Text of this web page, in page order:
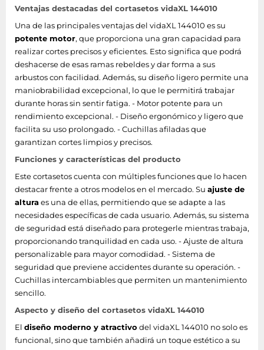
Ventajas destacadas del cortasetos vidaXL 144010
Una de las principales ventajas del vidaXL 144010 es su
potente motor, que proporciona una gran capacidad para
realizar cortes precisos y eficientes. Esto significa que podrá
deshacerse de esas ramas rebeldes y dar forma a sus
arbustos con facilidad. Además, su diseño ligero permite una
maniobrabilidad excepcional, lo que le permitirá trabajar
durante horas sin sentir fatiga. - Motor potente para un
rendimiento excepcional. - Diseño ergonómico y ligero que
facilita su uso prolongado. - Cuchillas afiladas que
garantizan cortes limpios y precisos.
Funciones y características del producto
Este cortasetos cuenta con múltiples funciones que lo hacen
destacar frente a otros modelos en el mercado. Su ajuste de
alturaes una de ellas, permitiendo que se adapte a las
necesidades específicas de cada usuario. Además, su sistema
de seguridad está diseñado para protegerle mientras trabaja,
proporcionando tranquilidad en cada uso. - Ajuste de altura
personalizable para mayor comodidad. - Sistema de
seguridad que previene accidentes durante su operación. -
Cuchillas intercambiables que permiten un mantenimiento
sencillo.
Aspecto y diseño del cortasetos vidaXL 144010
El diseño moderno y atractivo del vidaXL 144010 no solo es
funcional, sino que también añadirá un toque estético a su